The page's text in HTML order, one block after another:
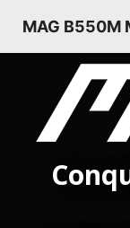
MAG B550M